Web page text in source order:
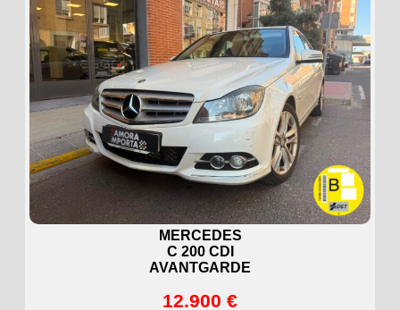
MERCEDES
C 200 CDI
AVANTGARDE
12.900 €